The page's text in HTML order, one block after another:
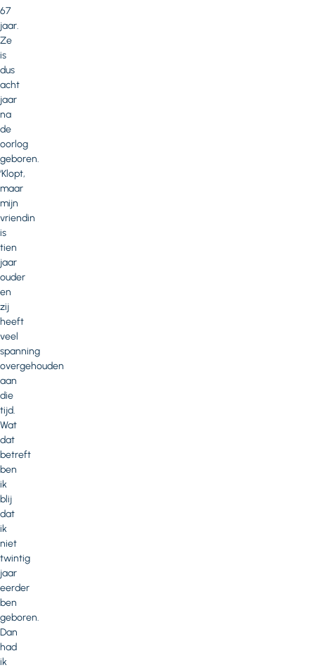
67
jaar.
Ze
is
dus
acht
jaar
na
de
oorlog
geboren.
‘Klopt,
maar
mijn
vriendin
is
tien
jaar
ouder
en
zij
heeft
veel
spanning
overgehouden
aan
die
tijd.
Wat
dat
betreft
ben
ik
blij
dat
ik
niet
twintig
jaar
eerder
ben
geboren.
Dan
had
ik